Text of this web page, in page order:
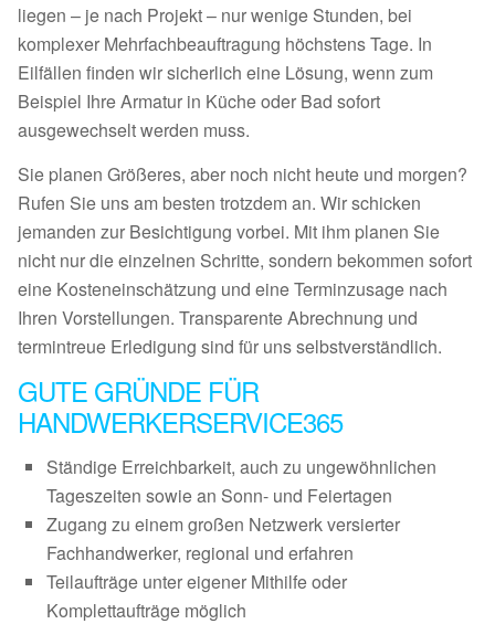
liegen – je nach Projekt – nur wenige Stunden, bei
komplexer Mehrfachbeauftragung höchstens Tage. In
Eilfällen finden wir sicherlich eine Lösung, wenn zum
Beispiel Ihre Armatur in Küche oder Bad sofort
ausgewechselt werden muss.
Sie planen Größeres, aber noch nicht heute und morgen?
Rufen Sie uns am besten trotzdem an. Wir schicken
jemanden zur Besichtigung vorbei. Mit ihm planen Sie
nicht nur die einzelnen Schritte, sondern bekommen sofort
eine Kosteneinschätzung und eine Terminzusage nach
Ihren Vorstellungen. Transparente Abrechnung und
termintreue Erledigung sind für uns selbstverständlich.
GUTE GRÜNDE FÜR
HANDWERKERSERVICE365
Ständige Erreichbarkeit, auch zu ungewöhnlichen
Tageszeiten sowie an Sonn- und Feiertagen
Zugang zu einem großen Netzwerk versierter
Fachhandwerker, regional und erfahren
Teilaufträge unter eigener Mithilfe oder
Komplettaufträge möglich